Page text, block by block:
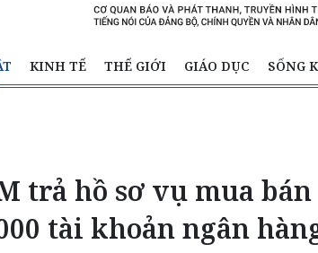
KINH TẾ THẾ GIỚI GIÁO DỤC SỐNG
trả hồ sơ vụ mua
tài khoản ngân